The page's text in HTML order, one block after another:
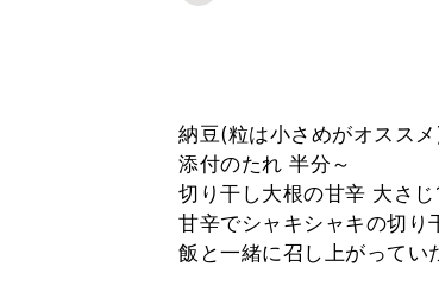
納豆(粒は小さめがオススメ
添付のたれ 半分～
切り干し大根の甘辛 大さ
甘辛でシャキシャキの切り
飯と一緒に召し上がってい